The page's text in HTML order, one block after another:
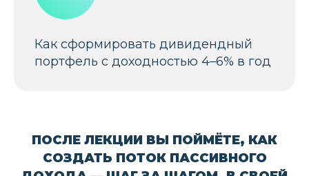
Как сформировать дивидендный
портфель с доходностью 4–6% в год
ПОСЛЕ ЛЕКЦИИ ВЫ ПОЙМЁТЕ, КАК
СОЗДАТЬ ПОТОК ПАССИВНОГО